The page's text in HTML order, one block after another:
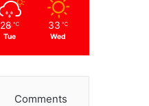
28 ℃
Tue
33 ℃
Wed
Comments